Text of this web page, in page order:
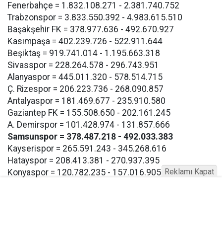
Fenerbahçe = 1.832.108.271 - 2.381.740.752
Trabzonspor = 3.833.550.392 - 4.983.615.510
Başakşehir FK = 378.977.636 - 492.670.927
Kasımpaşa = 402.239.726 - 522.911.644
Beşiktaş = 919.741.014 - 1.195.663.318
Sivasspor = 228.264.578 - 296.743.951
Alanyaspor = 445.011.320 - 578.514.715
Ç. Rizespor = 206.223.736 - 268.090.857
Antalyaspor = 181.469.677 - 235.910.580
Gaziantep FK = 155.508.650 - 202.161.245
A. Demirspor = 101.428.974 - 131.857.666
Samsunspor = 378.487.218 - 492.033.383
Kayserispor = 265.591.243 - 345.268.616
Hatayspor = 208.413.381 - 270.937.395
Konyaspor = 120.782.235 - 157.016.905 Reklamı Kapat